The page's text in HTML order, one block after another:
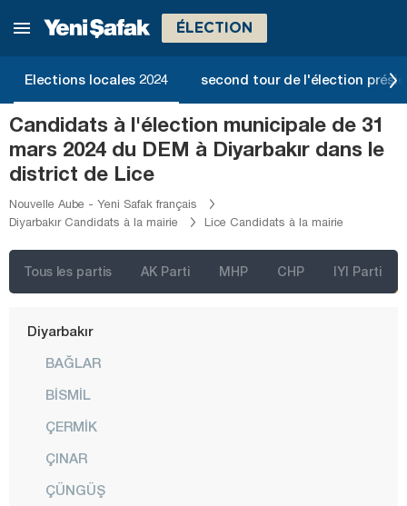
ÉLECTION
Elections locales 2024 second tour de l'élection
Candidats à l'élection municipale de 31
mars 2024 du DEM à Diyarbakır dans le
district de Lice
Nouvelle Aube - Yeni Safak français
Diyarbakır Candidats à la mairie
Lice Candidats à la mairie
Tous les partis AK Parti MHP CHP IYI Parti
Bingöl
Bolu
Burdur
Bursa
Çanakkale
Çankırı
Denizli
Diyarbakır
BAĞLAR
BİSMİL
ÇERMİK
ÇINAR
ÇÜNGÜŞ